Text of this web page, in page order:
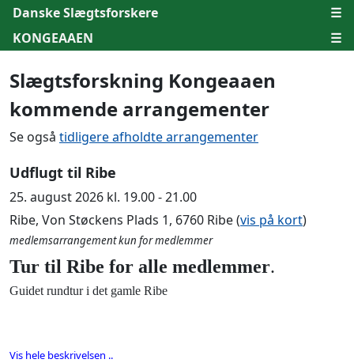
Danske Slægtsforskere
☰
KONGEAAEN
☰
Slægtsforskning Kongeaaen
kommende arrangementer
Se også tidligere afholdte arrangementer
Udflugt til Ribe
25. august 2026 kl. 19.00 - 21.00
Ribe, Von Støckens Plads 1, 6760 Ribe (vis på kort)
medlemsarrangement kun for medlemmer
Tur til Ribe for alle medlemmer.
Guidet rundtur i det gamle Ribe
Vis hele beskrivelsen ..